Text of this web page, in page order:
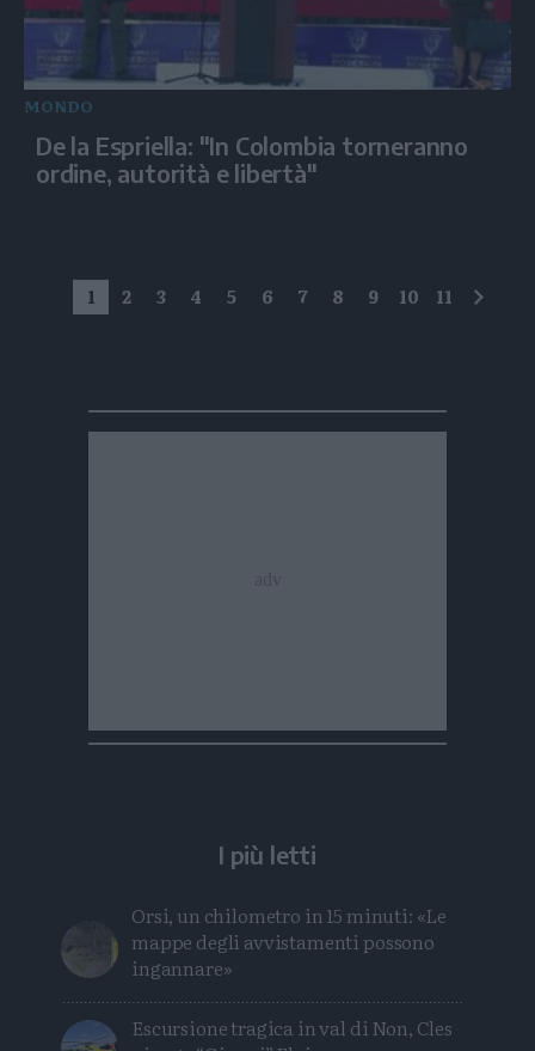
MONDO
De la Espriella: "In Colombia torneranno
ordine, autorità e libertà"
1 2 3 4 5 6 7 8 9 10 11
I più letti
Orsi, un chilometro in 15 minuti: «Le
mappe degli avvistamenti possono
ingannare»
Escursione tragica in val di Non, Cles